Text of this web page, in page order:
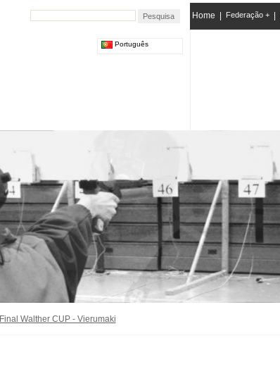
Home Federação +
Português
Final Walther CUP - Vierumaki